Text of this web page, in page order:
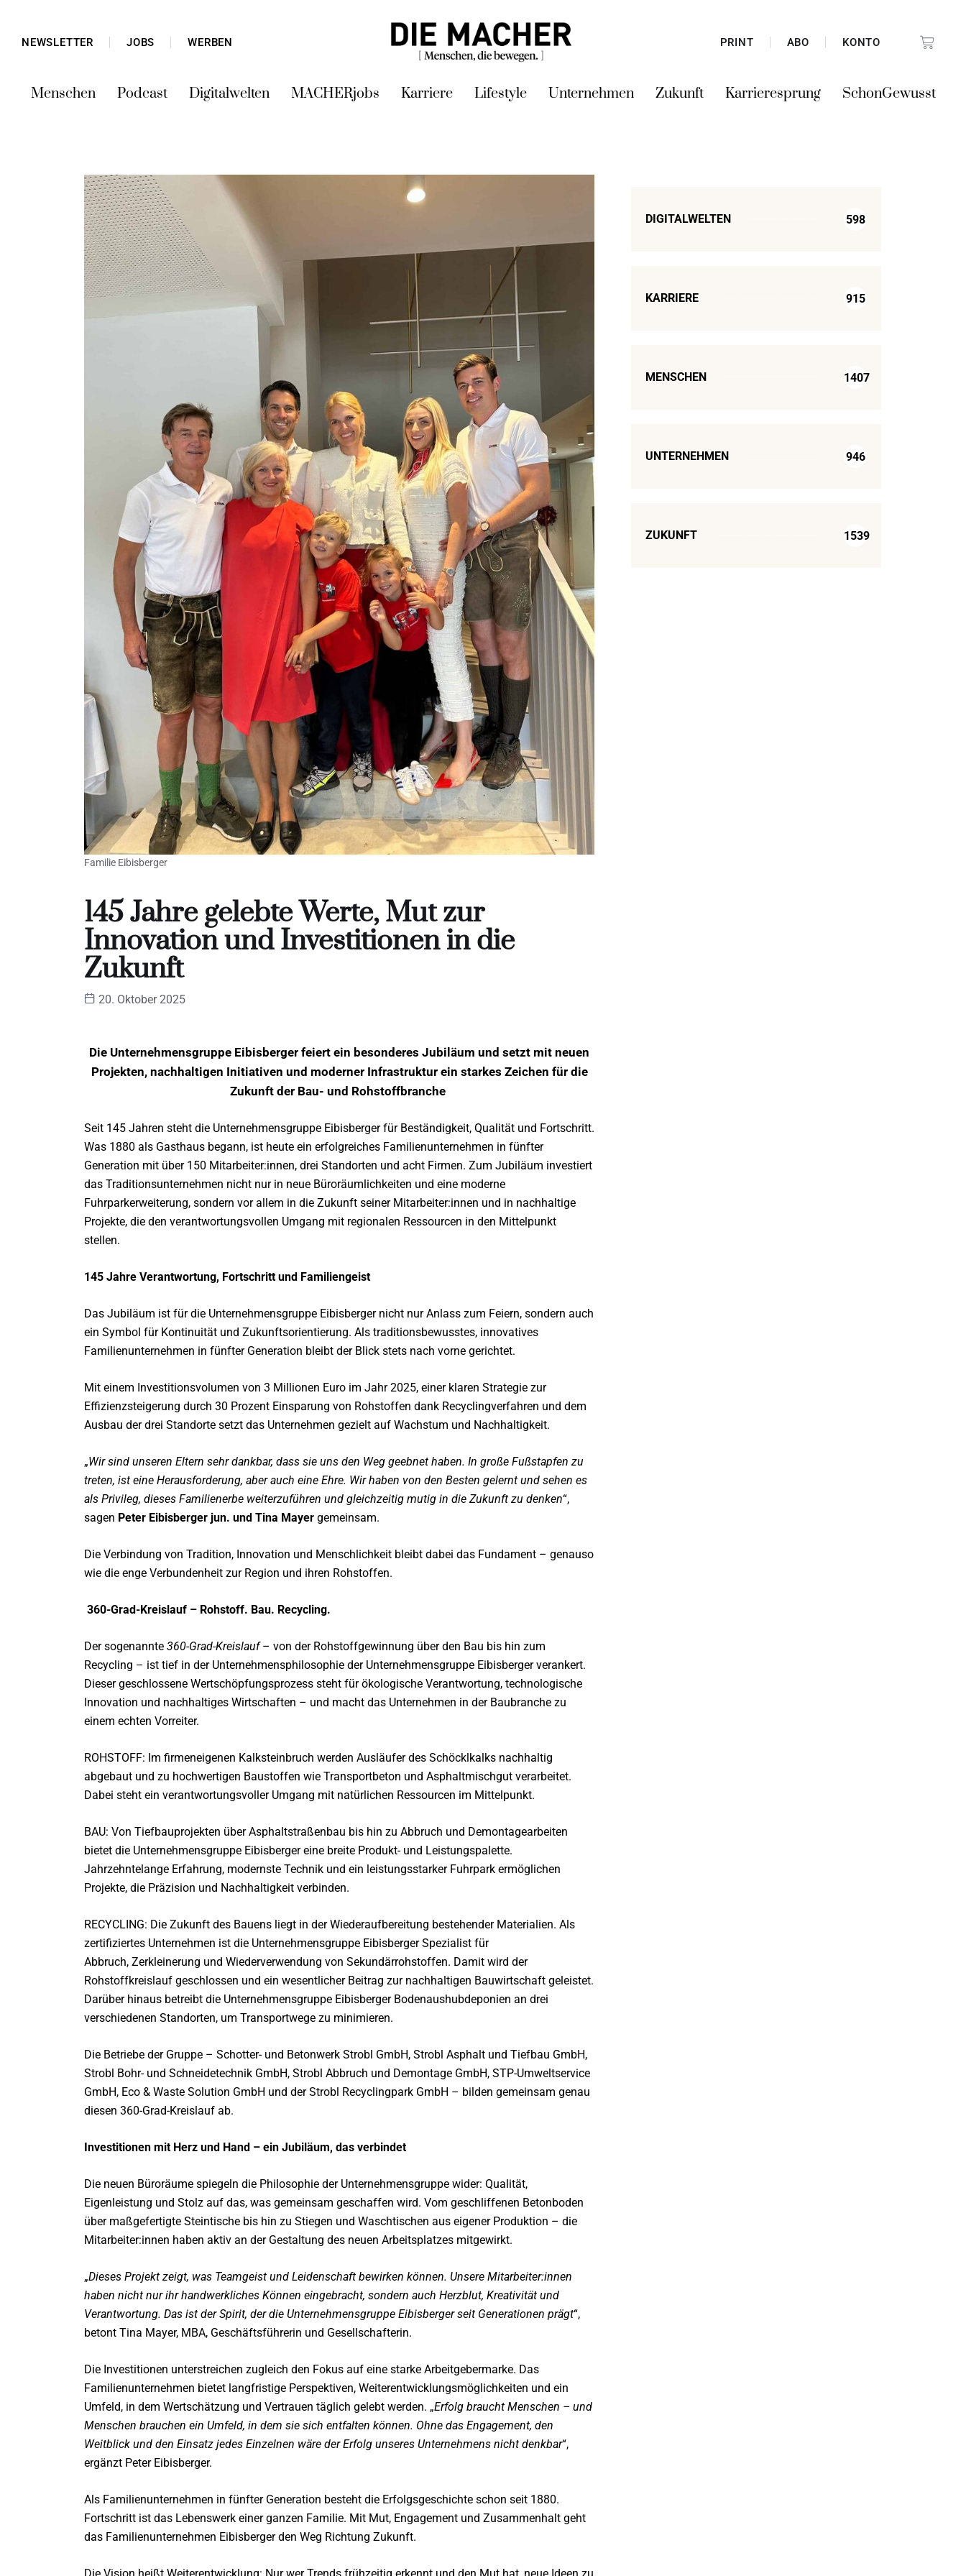
NEWSLETTER JOBS WERBEN PRINT ABO KONTO
Menschen Podcast Digitalwelten MACHERjobs Karriere Lifestyle Unternehmen Zukunft Karrieresprung SchonGewusst
Familie Eibisberger
145 Jahre gelebte Werte, Mut zur
Innovation und Investitionen in die
Zukunft
20. Oktober 2025
Die Unternehmensgruppe Eibisberger feiert ein besonderes Jubiläum und setzt mit neuen
Projekten, nachhaltigen Initiativen und moderner Infrastruktur ein starkes Zeichen für die
Zukunft der Bau- und Rohstoffbranche
Seit 145 Jahren steht die Unternehmensgruppe Eibisberger für Beständigkeit, Qualität und Fortschritt.
Was 1880 als Gasthaus begann, ist heute ein erfolgreiches Familienunternehmen in fünfter
Generation mit über 150 Mitarbeiter:innen, drei Standorten und acht Firmen. Zum Jubiläum investiert
das Traditionsunternehmen nicht nur in neue Büroräumlichkeiten und eine moderne
Fuhrparkerweiterung, sondern vor allem in die Zukunft seiner Mitarbeiter:innen und in nachhaltige
Projekte, die den verantwortungsvollen Umgang mit regionalen Ressourcen in den Mittelpunkt
stellen.
145 Jahre Verantwortung, Fortschritt und Familiengeist
Das Jubiläum ist für die Unternehmensgruppe Eibisberger nicht nur Anlass zum Feiern, sondern auch
ein Symbol für Kontinuität und Zukunftsorientierung. Als traditionsbewusstes, innovatives
Familienunternehmen in fünfter Generation bleibt der Blick stets nach vorne gerichtet.
Mit einem Investitionsvolumen von 3 Millionen Euro im Jahr 2025, einer klaren Strategie zur
Effizienzsteigerung durch 30 Prozent Einsparung von Rohstoffen dank Recyclingverfahren und dem
Ausbau der drei Standorte setzt das Unternehmen gezielt auf Wachstum und Nachhaltigkeit.
„Wir sind unseren Eltern sehr dankbar, dass sie uns den Weg geebnet haben. In große Fußstapfen zu
treten, ist eine Herausforderung, aber auch eine Ehre. Wir haben von den Besten gelernt und sehen es
als Privileg, dieses Familienerbe weiterzuführen und gleichzeitig mutig in die Zukunft zu denken“,
sagen Peter Eibisberger jun. und Tina Mayer gemeinsam.
Die Verbindung von Tradition, Innovation und Menschlichkeit bleibt dabei das Fundament – genauso
wie die enge Verbundenheit zur Region und ihren Rohstoffen.
360-Grad-Kreislauf – Rohstoff. Bau. Recycling.
Der sogenannte 360-Grad-Kreislauf– von der Rohstoffgewinnung über den Bau bis hin zum
Recycling – ist tief in der Unternehmensphilosophie der Unternehmensgruppe Eibisberger verankert.
Dieser geschlossene Wertschöpfungsprozess steht für ökologische Verantwortung, technologische
Innovation und nachhaltiges Wirtschaften – und macht das Unternehmen in der Baubranche zu
einem echten Vorreiter.
ROHSTOFF: Im firmeneigenen Kalksteinbruch werden Ausläufer des Schöcklkalks nachhaltig
abgebaut und zu hochwertigen Baustoffen wie Transportbeton und Asphaltmischgut verarbeitet.
Dabei steht ein verantwortungsvoller Umgang mit natürlichen Ressourcen im Mittelpunkt.
BAU: Von Tiefbauprojekten über Asphaltstraßenbau bis hin zu Abbruch und Demontagearbeiten
bietet die Unternehmensgruppe Eibisberger eine breite Produkt- und Leistungspalette.
Jahrzehntelange Erfahrung, modernste Technik und ein leistungsstarker Fuhrpark ermöglichen
Projekte, die Präzision und Nachhaltigkeit verbinden.
RECYCLING: Die Zukunft des Bauens liegt in der Wiederaufbereitung bestehender Materialien. Als
zertifiziertes Unternehmen ist die Unternehmensgruppe Eibisberger Spezialist für
Abbruch, Zerkleinerung und Wiederverwendung von Sekundärrohstoffen. Damit wird der
Rohstoffkreislauf geschlossen und ein wesentlicher Beitrag zur nachhaltigen Bauwirtschaft geleistet.
Darüber hinaus betreibt die Unternehmensgruppe Eibisberger Bodenaushubdeponien an drei
verschiedenen Standorten, um Transportwege zu minimieren.
Die Betriebe der Gruppe – Schotter- und Betonwerk Strobl GmbH, Strobl Asphalt und Tiefbau GmbH,
Strobl Bohr- und Schneidetechnik GmbH, Strobl Abbruch und Demontage GmbH, STP-Umweltservice
GmbH, Eco & Waste Solution GmbH und der Strobl Recyclingpark GmbH – bilden gemeinsam genau
diesen 360-Grad-Kreislauf ab.
Investitionen mit Herz und Hand – ein Jubiläum, das verbindet
Die neuen Büroräume spiegeln die Philosophie der Unternehmensgruppe wider: Qualität,
Eigenleistung und Stolz auf das, was gemeinsam geschaffen wird. Vom geschliffenen Betonboden
über maßgefertigte Steintische bis hin zu Stiegen und Waschtischen aus eigener Produktion – die
Mitarbeiter:innen haben aktiv an der Gestaltung des neuen Arbeitsplatzes mitgewirkt.
„Dieses Projekt zeigt, was Teamgeist und Leidenschaft bewirken können. Unsere Mitarbeiter:innen
haben nicht nur ihr handwerkliches Können eingebracht, sondern auch Herzblut, Kreativität und
Verantwortung. Das ist der Spirit, der die Unternehmensgruppe Eibisberger seit Generationen prägt“,
betont Tina Mayer, MBA, Geschäftsführerin und Gesellschafterin.
Die Investitionen unterstreichen zugleich den Fokus auf eine starke Arbeitgebermarke. Das
Familienunternehmen bietet langfristige Perspektiven, Weiterentwicklungsmöglichkeiten und ein
Umfeld, in dem Wertschätzung und Vertrauen täglich gelebt werden. „Erfolg braucht Menschen – und
Menschen brauchen ein Umfeld, in dem sie sich entfalten können. Ohne das Engagement, den
Weitblick und den Einsatz jedes Einzelnen wäre der Erfolg unseres Unternehmens nicht denkbar“,
ergänzt Peter Eibisberger.
Als Familienunternehmen in fünfter Generation besteht die Erfolgsgeschichte schon seit 1880.
Fortschritt ist das Lebenswerk einer ganzen Familie. Mit Mut, Engagement und Zusammenhalt geht
das Familienunternehmen Eibisberger den Weg Richtung Zukunft.
DIGITALWELTEN 598
KARRIERE 915
MENSCHEN 1407
UNTERNEHMEN 946
ZUKUNFT 1539